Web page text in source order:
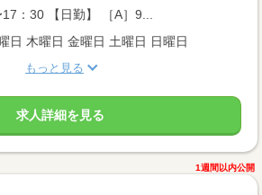
：30 【日勤】 ［A］9...
日 木曜日 金曜日 土曜日 日曜日
もっと見る
求人詳細を見る
1週間以内公開